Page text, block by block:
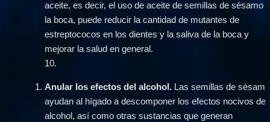
aceite, es decir, el uso de aceite de semillas de sésamo
la boca, puede reducir la cantidad de mutantes de
estreptococos en los dientes y la saliva de la boca y
mejorar la salud en general.
10.
Anular los efectos del alcohol. Las semillas de sésamo
ayudan al hígado a descomponer los efectos nocivos del
alcohol, así como otras sustancias que generan